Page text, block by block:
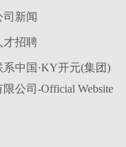
司新闻
才招聘
系中国·KY开元(集团)
限公司-Official Website